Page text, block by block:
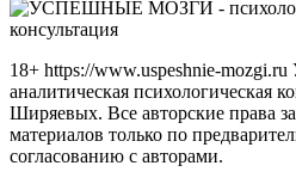
18+ https://www.uspeshnie-
аналитическая психологическая
Ширяевых. Все авторские права
материалов только по
согласованию с авторами.